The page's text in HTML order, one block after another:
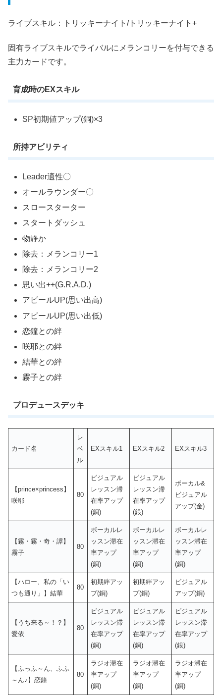
ライブスキル：トリッキーナイト/トリッキーナイト+
固有ライブスキルでライバルにメランコリーを付与できる
主力カードです。
育成時のEXスキル
SP初期値アップ(銅)×3
所持アビリティ
Leader適性〇
オールラウンダー〇
スロースターター
スタートダッシュ
物静か
除去：メランコリー1
除去：メランコリー2
思い出++(G.R.A.D.)
アピールUP(思い出高)
アピールUP(思い出低)
恋鐘との絆
咲耶との絆
結華との絆
霧子との絆
プロデュースデッキ
カード名
レ
ベ
ル
EXスキル1 EXスキル2 EXスキル3
【prince×princess】
咲耶
80
ビジュアル
レッスン滞
在率アップ
(銅)
ビジュアル
レッスン滞
在率アップ
(銀)
ボーカル&
ビジュアル
アップ(金)
【霧・霧・奇・譚】
霧子
80
ボーカルレ
ッスン滞在
率アップ
(銅)
ボーカルレ
ッスン滞在
率アップ
(銅)
ボーカルレ
ッスン滞在
率アップ
(銅)
【ハロー、私の「い
つも通り」】結華
80
初期絆アッ
プ(銅)
初期絆アッ
プ(銅)
ビジュアル
アップ(銅)
【うち来る～！？】
愛依
80
ビジュアル
レッスン滞
在率アップ
(銅)
ビジュアル
レッスン滞
在率アップ
(銅)
ビジュアル
レッスン滞
在率アップ
(銀)
【ふっふ～ん、ふふ
～ん♪】恋鐘
80
ラジオ滞在
率アップ
(銅)
ラジオ滞在
率アップ
(銅)
ラジオ滞在
率アップ
(銅)